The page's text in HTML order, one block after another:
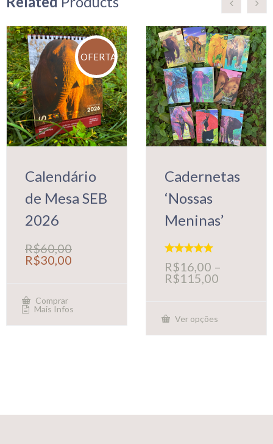
OFERTA!
Calendário
de Mesa SEB
2026
R$60,00
O
preço
era:
R$60,00.
R$30,00
R$30,00.
Comprar
Mais Infos
Cadernetas
‘Nossas
Meninas’
5.00
de 5
R$16,00 –
R$115,00
R$115,00
Ver opções
Este
produto
ser